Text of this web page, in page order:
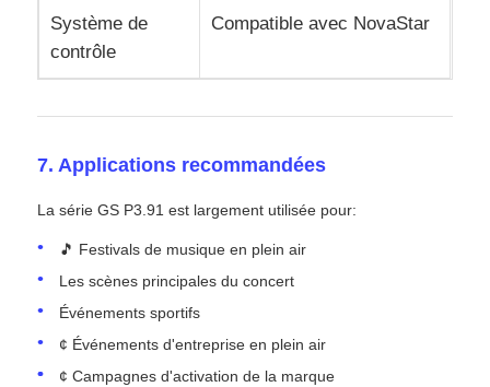
Système de
contrôle
Compatible avec NovaStar
7. Applications recommandées
La série GS P3.91 est largement utilisée pour:
🎵 Festivals de musique en plein air
Les scènes principales du concert
Événements sportifs
¢ Événements d'entreprise en plein air
¢ Campagnes d'activation de la marque